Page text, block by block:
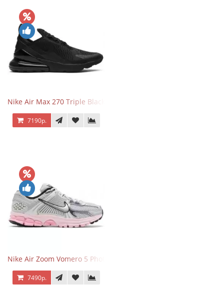
Nike Air Max 270 Triple Black
7190р.
Nike Air Zoom Vomero 5 Photon Dust Pink Foam
7490р.